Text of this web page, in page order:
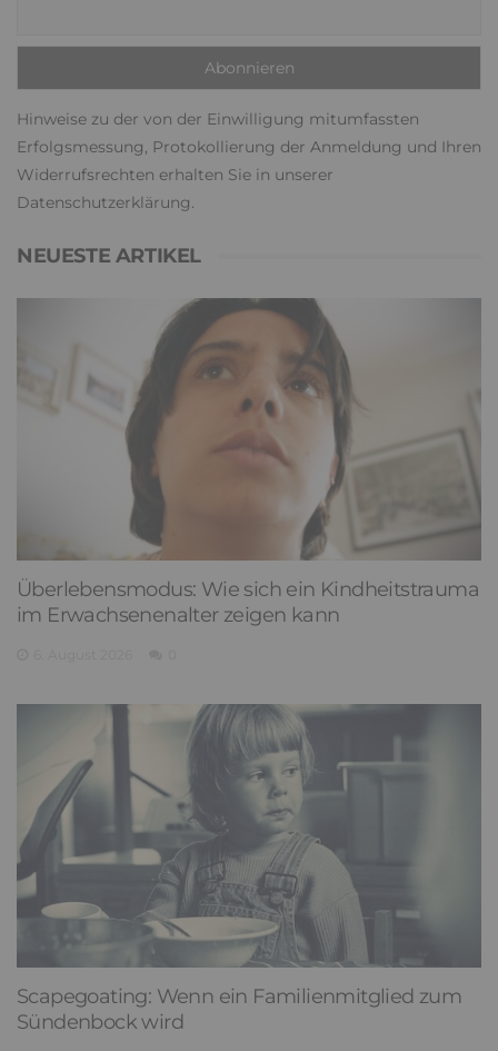
Hinweise zu der von der Einwilligung mitumfassten
Erfolgsmessung, Protokollierung der Anmeldung und Ihren
Widerrufsrechten erhalten Sie in unserer
Datenschutzerklärung.
NEUESTE ARTIKEL
Überlebensmodus: Wie sich ein Kindheitstrauma
im Erwachsenenalter zeigen kann
Scapegoating: Wenn ein Familienmitglied zum
Sündenbock wird